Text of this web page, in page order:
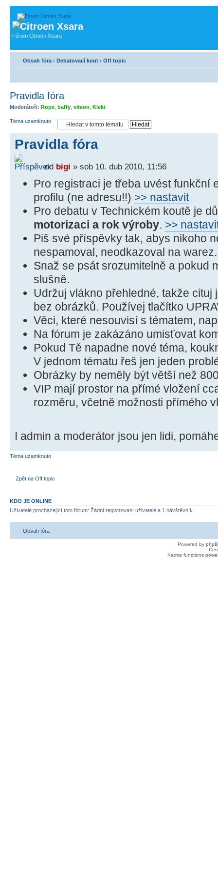
Fórum Citroën Xsara
Obsah fóra ‹ Debatovací kout ‹ Off topic
Pravidla fóra
Moderátoři: Rope baffy viteon Kleki
Téma uzamknuto
Pravidla fóra
od bigi » sob 10. dub 2010, 11:56
Pro registraci je třeba uvést funkční
profilu (ne adresu!!) >> nastavit
Pro debatu v Technickém koutě je
motorizaci a rok výroby. >>
Piš své příspěvky tak, abys nikoho
nespamoval, neodkazoval na
Snaž se psát srozumitelně a pokud
slušně.
Udržuj vlákno přehledné, takže cituj
bez obrázků. Používej tlačítko
Věci, které nesouvisí s tématem,
Na fórum je zakázáno umisťovat
Pokud Tě napadne nové téma,
V jednom tématu řeš jen jeden
Obrázky by neměly být větší než
VIP mají prostor na přímé vložení
rozměru, včetně možnosti přímého
I admin a moderátor jsou jen lidi,
Téma uzamknuto
Zpět na Off topic
KDO JE ONLINE
Uživatelé procházející toto fórum: Žádní registrovaní uživatelé a 1 návštěvník
Obsah fóra
Powered by
Karma functions